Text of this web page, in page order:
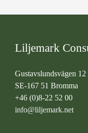
Liljemark
Gustavslundsvägen 12
SE-167 51 Bromma
+46 (0)8-22 52 00
info@liljemark.net